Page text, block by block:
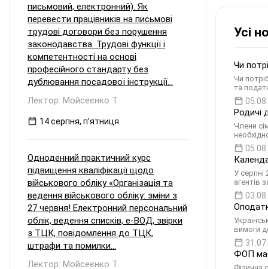
Усі
Чи
Чи
та
Родичі
Члени
У серпні
агентів
вимоги
ФОП має
письмовий, електронний). Як
перевести працівників на письмові
трудові договори без порушення
законодавства. Трудові функції і
компетентності на основі
професійного стандарту без
дублювання посадової інструкції...
Лектор: Мойсеєнко Т.
14 серпня, пʼятниця
Одноденний практичний курс
підвищення кваліфікації щодо
військового обліку «Організація та
ведення військового обліку: зміни з
27 червня! Електронний персональний
облік, ведення списків, е-ВОД, звірки
з ТЦК, повідомлення до ТЦК,
штрафи та помилки...
Лектор: Мойсеєнко Т.